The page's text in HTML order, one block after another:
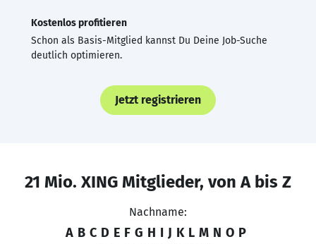
Kostenlos profitieren
Schon als Basis-Mitglied kannst Du Deine Job-Suche
deutlich optimieren.
Jetzt registrieren
21 Mio. XING Mitglieder, von A bis Z
Nachname:
A B C D E F G H I J K L M N O P